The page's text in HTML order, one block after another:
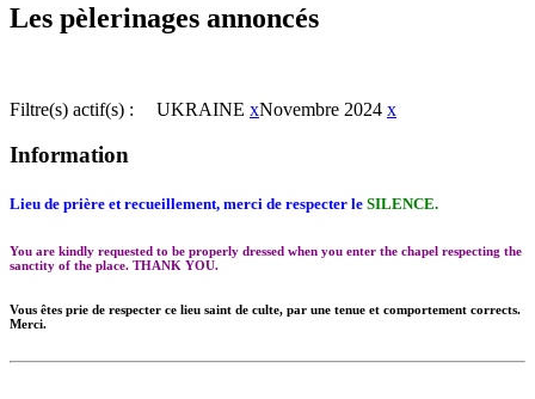
Les pèlerinages annoncés
Filtre(s) actif(s) : UKRAINE xNovembre 2024 x
Information
Lieu de prière et recueillement, merci de respecter le SILENCE.
You are kindly requested to be properly dressed when you enter the chapel respecting the
sanctity of the place. THANK YOU.
Vous êtes prie de respecter ce lieu saint de culte, par une tenue et comportement corrects.
Merci.